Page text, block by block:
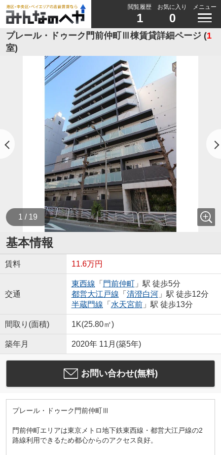
閲覧履歴
1
お気に入り
0
メニュー
プレール・ドゥーク門前仲町Ⅲ棟賃貸詳細ページ (1
室)
1 / 19
基本情報
賃料 11.6万円
交通
東西線 「 門前仲町」駅 徒歩5分
都営大江戸線 「 清澄白河」駅 徒歩12分
半蔵門線 「 水天宮前」駅 徒歩13分
間取り(面積) 1K(25.80㎡)
築年月 2020年 11月(築5年)
お問い合わせ(無料)
プレール・ドゥーク門前仲町Ⅲ
門前仲町エリアは東京メトロ地下鉄東西線・都営大江戸線の2
路線利用できるため都心からのアクセス良好。